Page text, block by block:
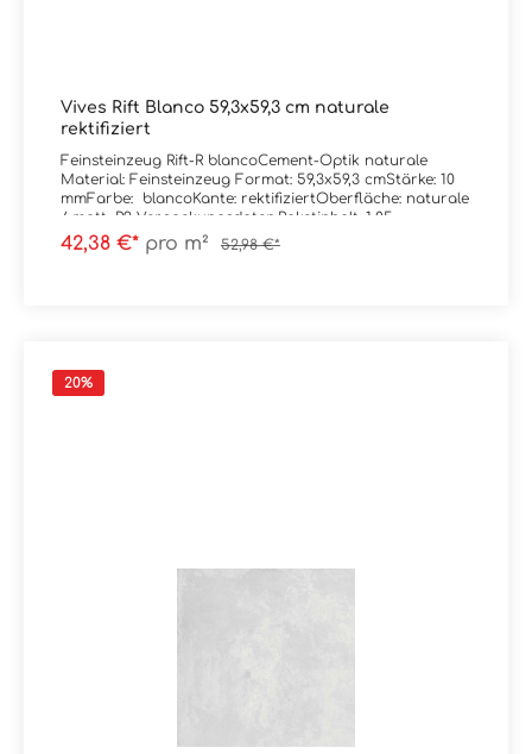
Vives Rift Blanco 59,3x59,3 cm naturale
rektifiziert
Feinsteinzeug Rift-R blancoCement-Optik naturale
Material: Feinsteinzeug Format: 59,3x59,3 cmStärke: 10
mmFarbe: blancoKante: rektifiziertOberfläche: naturale
/ matt, R9 Verpackungsdaten:Paketinhalt: 1,05
m²Paletteninhalt: 37,98 m²
42,38 €* pro m² 52,98 €*
20%